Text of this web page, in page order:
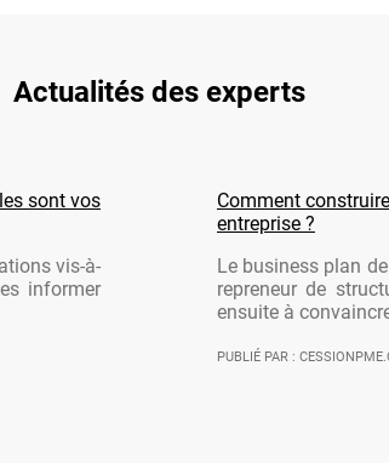
Actualités des experts
sont vos
vis-à-
informer
Comment
entreprise ?
Le business plan
repreneur de
ensuite à
PUBLIÉ PAR :